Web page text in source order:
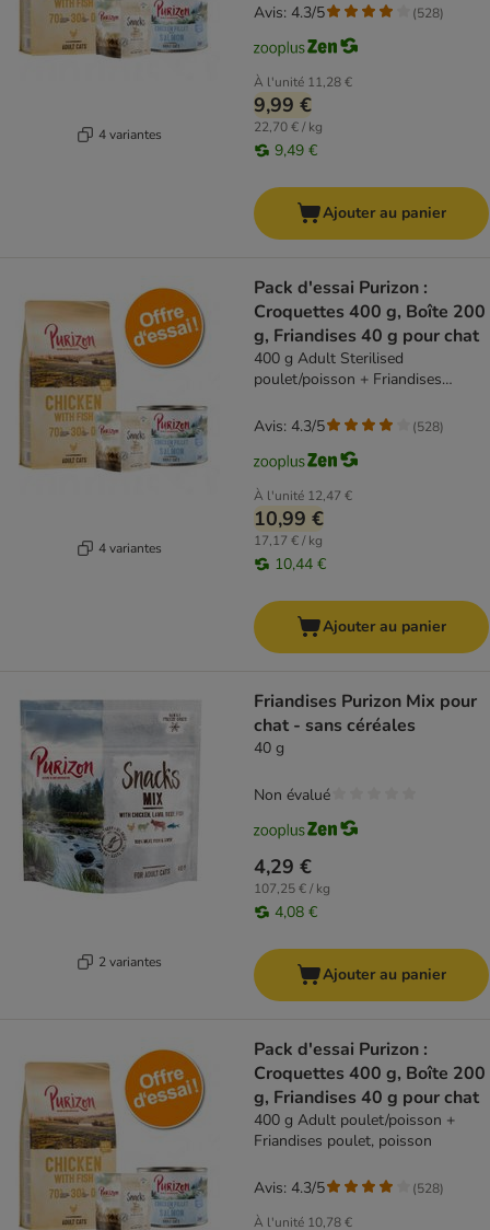
4 variantes
À l'unité 11,28 €
9,99 €
22,70 € / kg
9,49 €
Avis: 4.3/5 (528)
Ajouter au panier
4 variantes
Pack d'essai Purizon :
Croquettes 400 g, Boîte 200
g, Friandises 40 g pour chat
400 g Adult Sterilised
poulet/poisson + Friandises
Adult 200 g
À l'unité 12,47 €
10,99 €
17,17 € / kg
10,44 €
Avis: 4.3/5 (528)
Ajouter au panier
2 variantes
Friandises Purizon Mix pour
chat - sans céréales
40 g
4,29 €
107,25 € / kg
4,08 €
Non évalué
Ajouter au panier
Pack d'essai Purizon :
Croquettes 400 g, Boîte 200
g, Friandises 40 g pour chat
400 g Adult poulet/poisson +
Friandises poulet, poisson
À l'unité 10,78 €
Avis: 4.3/5 (528)